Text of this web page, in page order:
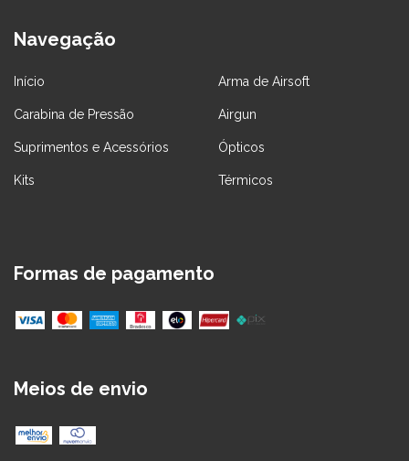
Navegação
Início Arma de Airsoft
Carabina de Pressão Airgun
Suprimentos e Acessórios Ópticos
Kits Térmicos
Formas de pagamento
Meios de envio